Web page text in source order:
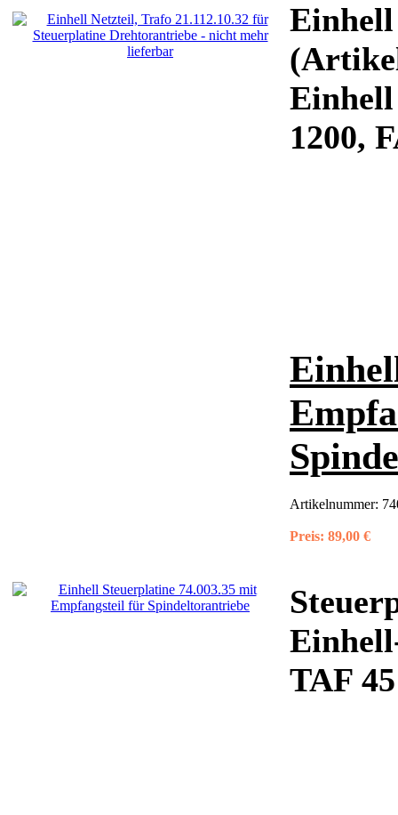
1200,
Artikelnummer:
Preis: 89,00 €
TAF